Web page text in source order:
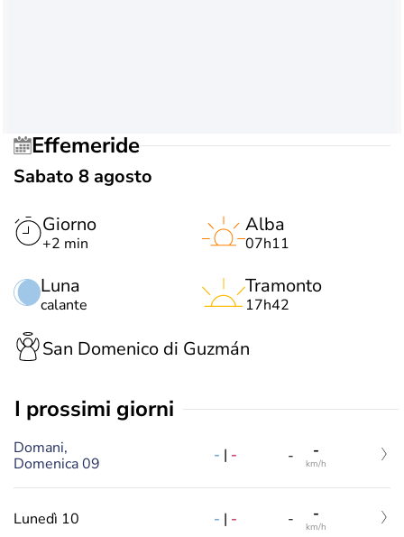
Effemeride
Sabato 8 agosto
Giorno
+2 min
Luna
calante
Alba
07h11
Tramonto
17h42
San Domenico di Guzmán
i prossimi giorni
Domani,
Domenica 09
- | - - -
km/h
Lunedì 10 - | - - -
km/h